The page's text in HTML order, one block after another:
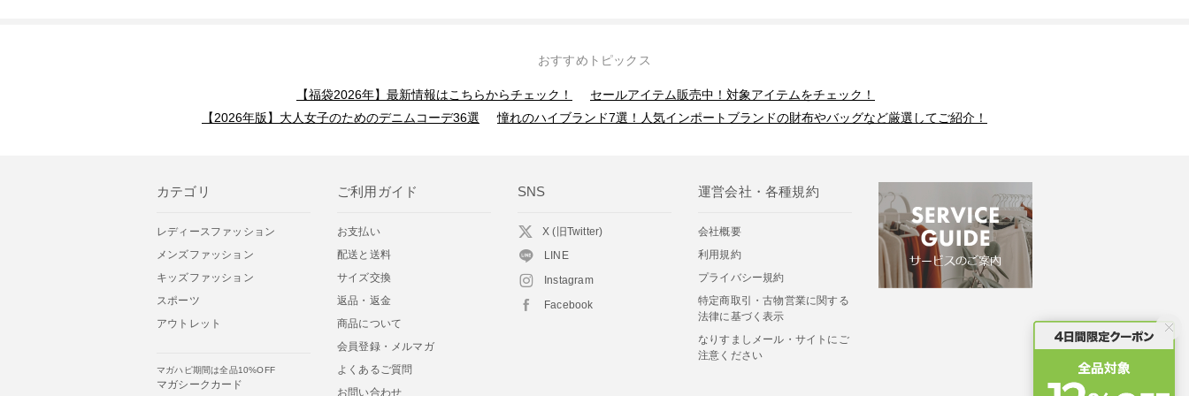
おすすめトピックス
【福袋2026年】最新情報はこちらからチェック！
セールアイテム販売中！対象アイテムをチェック！
【2026年版】大人女子のためのデニムコーデ36選
憧れのハイブランド7選！人気インポートブランドの財布やバッグなど厳選してご紹介！
カテゴリ
レディースファッション
メンズファッション
キッズファッション
スポーツ
アウトレット
マガハピ期間は全品10%OFF
マガシークカード
ご利用ガイド
お支払い
配送と送料
サイズ交換
返品・返金
商品について
会員登録・メルマガ
よくあるご質問
お問い合わせ
SNS
X (旧Twitter)
LINE
Instagram
Facebook
運営会社・各種規約
会社概要
利用規約
プライバシー規約
特定商取引・古物営業に関する
法律に基づく表示
なりすましメール・サイトにご
注意ください